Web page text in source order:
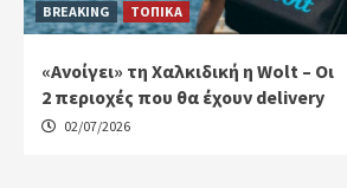
BREAKING ΤΟΠΙΚΑ
«Ανοίγει» τη Χαλκιδική η Wolt – Οι
2 περιοχές που θα έχουν delivery
02/07/2026